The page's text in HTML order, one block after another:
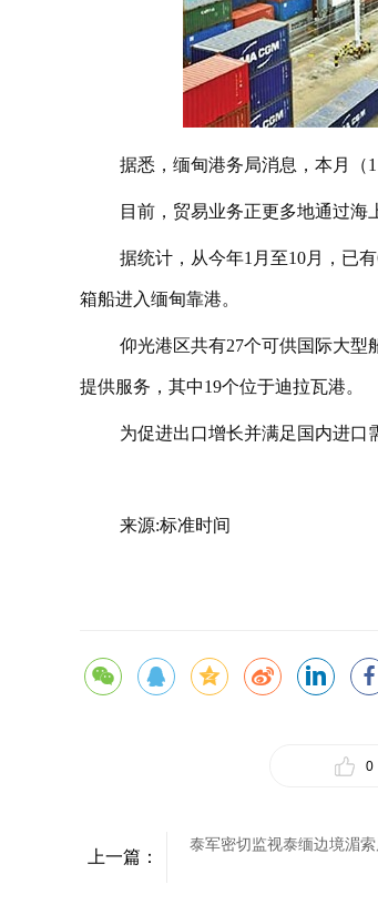
据悉，缅甸港务局消息，本月（
目前，贸易业务正更多地通过海
据统计，从今年1月至10月，已
箱船进入缅甸靠港。
仰光港区共有27个可供国际大型
提供服务，其中19个位于迪拉瓦港。
为促进出口增长并满足国内进口
来源:标准时间
0
上一篇：
泰军密切监视泰缅边境湄